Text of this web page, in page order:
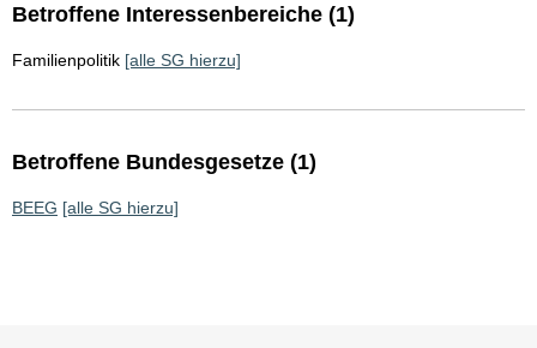
Betroffene Interessenbereiche (1)
Familienpolitik [alle SG hierzu]
Betroffene Bundesgesetze (1)
BEEG [alle SG hierzu]